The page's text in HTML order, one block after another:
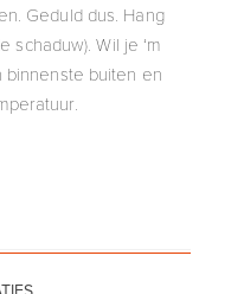
Geduld dus. Hang
schaduw). Wil je ‘m
binnenste buiten en